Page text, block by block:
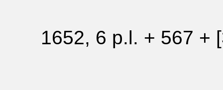
[Zurich] 1652, 6 p.l. + 567